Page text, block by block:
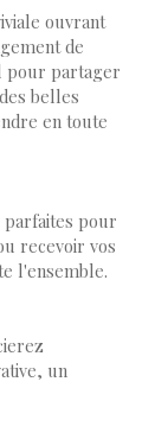
ouvrant
de
pour partager
belles
en toute
parfaites pour
recevoir vos
l'ensemble.
un